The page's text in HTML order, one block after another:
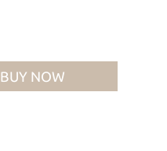
BUY NOW